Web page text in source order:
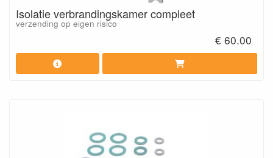
Isolatie verbrandingskamer compleet
verzending op eigen risico
€ 60.00